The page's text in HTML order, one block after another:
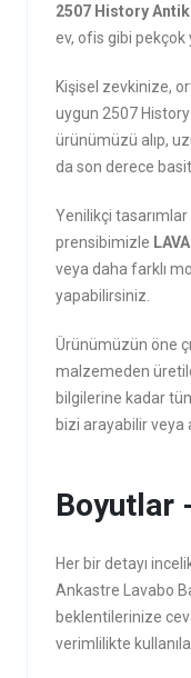
2507 History
ev, ofis gibi
Kişisel zevkinize,
uygun 2507
ürünümüzü alıp,
da son derece
Yenilikçi
prensibimizle
veya daha farklı
yapabilirsiniz.
Ürünümüzün öne
malzemeden
bilgilerine kadar
bizi arayabilir veya
Boyutlar
Her bir detayı
Ankastre Lavabo
beklentilerinize
verimlilikte